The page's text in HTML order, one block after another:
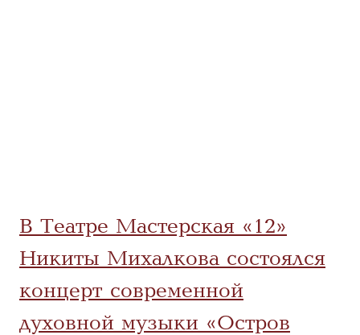
В Театре Мастерская «12»
Никиты Михалкова состоялся
концерт современной
духовной музыки «Остров